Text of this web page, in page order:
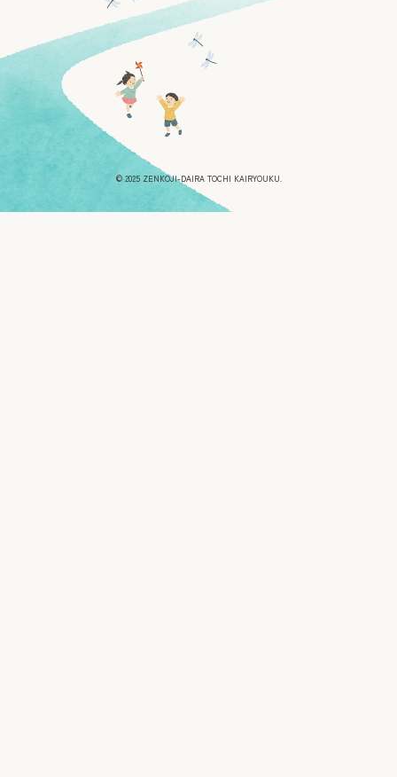
© 2025 ZENKOJI-DAIRA TOCHI KAIRYOUKU.